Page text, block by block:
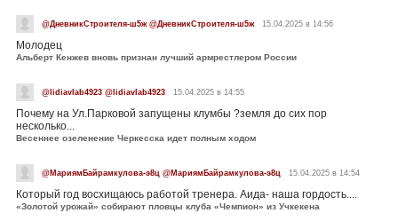
@ДневникСтроителя-ш5ж @ДневникСтроителя-ш5ж 15.04.2025 в 14:56
Молодец
Альберт Кенжев вновь признан лучший армрестлером России
@lidiavlab4923 @lidiavlab4923 15.04.2025 в 14:55
Почему на Ул.Парковой запущены клумбы ?земля до сих пор
несколько...
Весеннее озеленение Черкесска идет полным ходом
@МариямБайрамкулова-э8ц @МариямБайрамкулова-э8ц 15.04.2025 в 14:54
Который год восхищаюсь работой тренера. Аида- наша гордость....
«Золотой урожай» собирают пловцы клуба «Чемпион» из Учкекена